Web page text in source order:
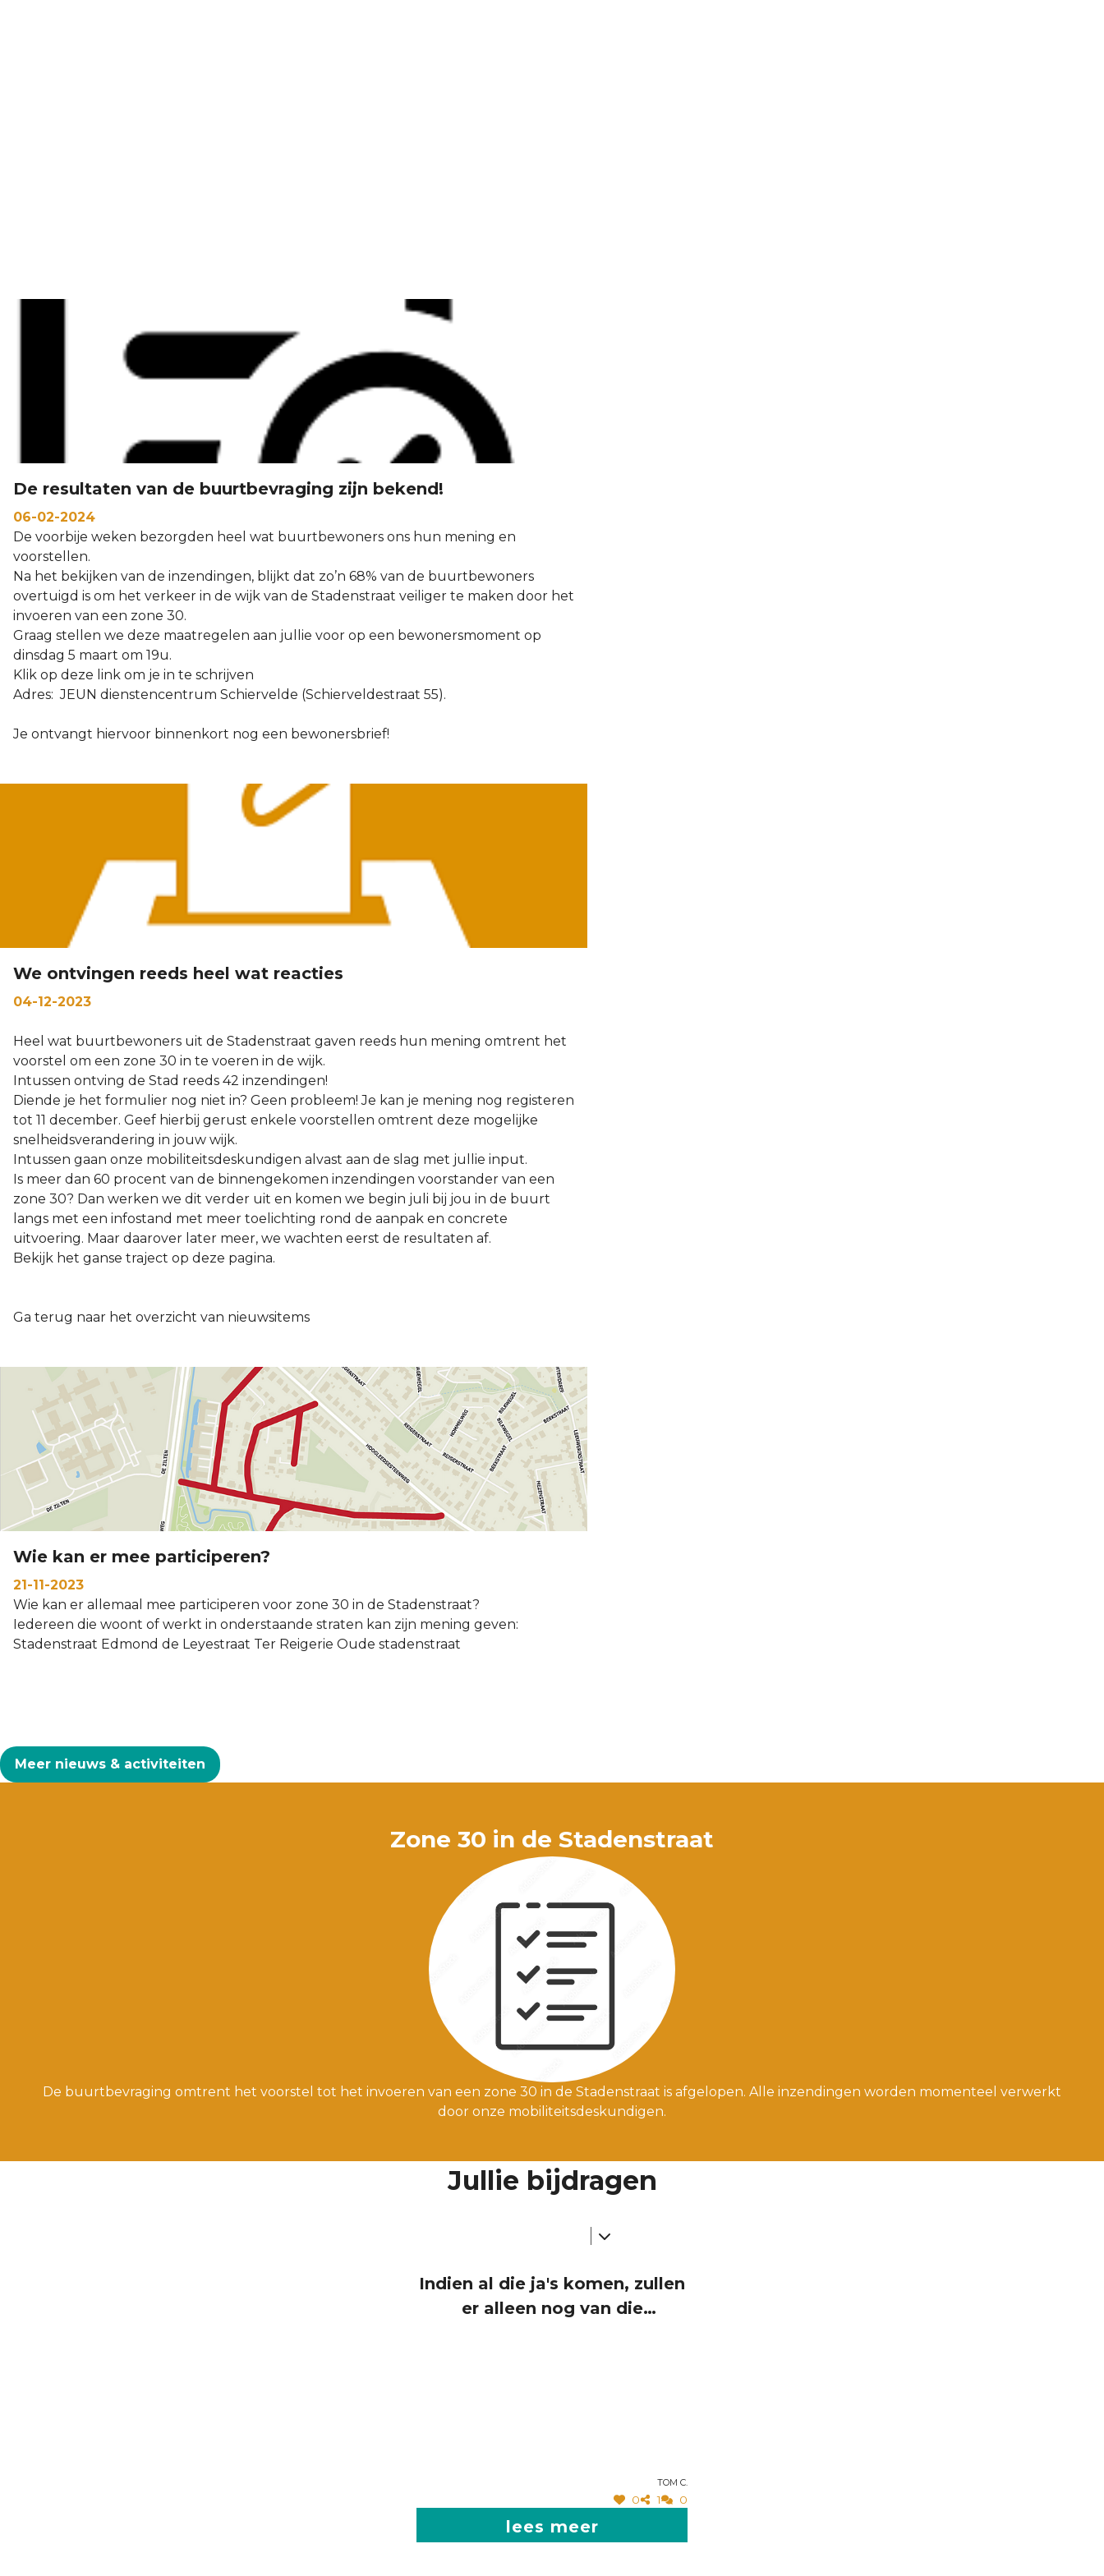
De resultaten van de buurtbevraging zijn bekend!
06-02-2024
De voorbije weken bezorgden heel wat buurtbewoners ons hun mening en
voorstellen.
Na het bekijken van de inzendingen, blijkt dat zo’n 68% van de buurtbewoners
overtuigd is om het verkeer in de wijk van de Stadenstraat veiliger te maken door het
invoeren van een zone 30.
Graag stellen we deze maatregelen aan jullie voor op een bewonersmoment op
dinsdag 5 maart om 19u.
Klik op deze link om je in te schrijven
Adres: JEUN dienstencentrum Schiervelde (Schierveldestraat 55).
Je ontvangt hiervoor binnenkort nog een bewonersbrief!
We ontvingen reeds heel wat reacties
04-12-2023
Heel wat buurtbewoners uit de Stadenstraat gaven reeds hun mening omtrent het
voorstel om een zone 30 in te voeren in de wijk.
Intussen ontving de Stad reeds 42 inzendingen!
Diende je het formulier nog niet in? Geen probleem! Je kan je mening nog registeren
tot 11 december. Geef hierbij gerust enkele voorstellen omtrent deze mogelijke
snelheidsverandering in jouw wijk.
Intussen gaan onze mobiliteitsdeskundigen alvast aan de slag met jullie input.
Is meer dan 60 procent van de binnengekomen inzendingen voorstander van een
zone 30? Dan werken we dit verder uit en komen we begin juli bij jou in de buurt
langs met een infostand met meer toelichting rond de aanpak en concrete
uitvoering. Maar daarover later meer, we wachten eerst de resultaten af.
Bekijk het ganse traject op deze pagina.
Ga terug naar het overzicht van nieuwsitems
Wie kan er mee participeren?
21-11-2023
Wie kan er allemaal mee participeren voor zone 30 in de Stadenstraat?
Iedereen die woont of werkt in onderstaande straten kan zijn mening geven:
Stadenstraat Edmond de Leyestraat Ter Reigerie Oude stadenstraat
Meer nieuws & activiteiten
Zone 30 in de Stadenstraat
De buurtbevraging omtrent het voorstel tot het invoeren van een zone 30 in de Stadenstraat is afgelopen. Alle inzendingen worden momenteel verwerkt
door onze mobiliteitsdeskundigen.
Jullie bijdragen
Indien al die ja's komen, zullen
er alleen nog van die
Tom C.
0 1 0
lees meer